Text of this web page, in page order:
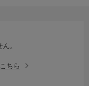
。
ちら